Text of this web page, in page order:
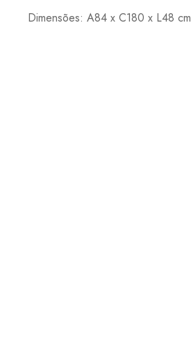
Dimensões: A84 x C180 x L48 cm